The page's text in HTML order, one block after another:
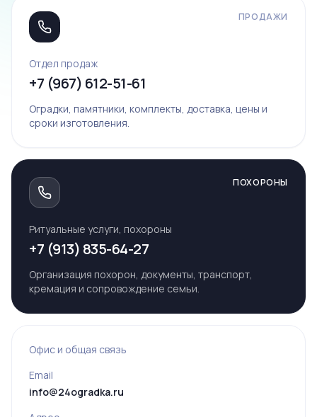
ПРОДАЖИ
Отдел продаж
+7 (967) 612-51-61
Оградки, памятники, комплекты, доставка, цены и
сроки изготовления.
ПОХОРОНЫ
Ритуальные услуги, похороны
+7 (913) 835-64-27
Организация похорон, документы, транспорт,
кремация и сопровождение семьи.
Офис и общая связь
Email
info@24ogradka.ru